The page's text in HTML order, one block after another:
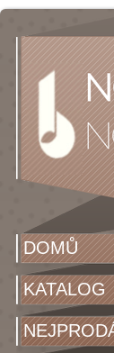
DOMŮ
KATALOG